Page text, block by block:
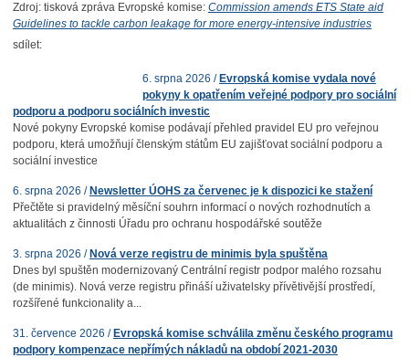
Zdroj: tisková zpráva Evropské komise: Commission amends ETS State aid
Guidelines to tackle carbon leakage for more energy-intensive industries
sdílet:
6. srpna 2026 / Evropská komise vydala nové
pokyny k opatřením veřejné podpory pro sociální
podporu a podporu sociálních investic
Nové pokyny Evropské komise podávají přehled pravidel EU pro veřejnou
podporu, která umožňují členským státům EU zajišťovat sociální podporu a
sociální investice
6. srpna 2026 / Newsletter ÚOHS za červenec je k dispozici ke stažení
Přečtěte si pravidelný měsíční souhrn informací o nových rozhodnutích a
aktualitách z činnosti Úřadu pro ochranu hospodářské soutěže
3. srpna 2026 / Nová verze registru de minimis byla spuštěna
Dnes byl spuštěn modernizovaný Centrální registr podpor malého rozsahu
(de minimis). Nová verze registru přináší uživatelsky přívětivější prostředí,
rozšířené funkcionality a...
31. července 2026 / Evropská komise schválila změnu českého programu
podpory kompenzace nepřímých nákladů na období 2021-2030